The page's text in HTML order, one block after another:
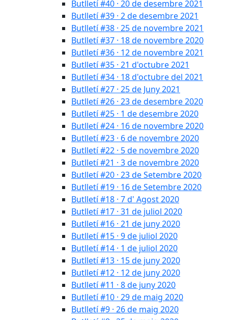
Butlletí #40 · 20 de desembre 2021
Butlletí #39 · 2 de desembre 2021
Butlletí #38 · 25 de novembre 2021
Butlletí #37 · 18 de novembre 2020
Butlletí #36 · 12 de novembre 2021
Butlletí #35 · 21 d'octubre 2021
Butlletí #34 · 18 d'octubre del 2021
Butlletí #27 · 25 de Juny 2021
Butlletí #26 · 23 de desembre 2020
Butlletí #25 · 1 de desembre 2020
Butlletí #24 · 16 de novembre 2020
Butlletí #23 · 6 de novembre 2020
Butlletí #22 · 5 de novembre 2020
Butlletí #21 · 3 de novembre 2020
Butlletí #20 · 23 de Setembre 2020
Butlletí #19 · 16 de Setembre 2020
Butlletí #18 · 7 d' Agost 2020
Butlletí #17 · 31 de juliol 2020
Butlletí #16 · 21 de juny 2020
Butlletí #15 · 9 de juliol 2020
Butlletí #14 · 1 de juliol 2020
Butlletí #13 · 15 de juny 2020
Butlletí #12 · 12 de juny 2020
Butlletí #11 · 8 de juny 2020
Butlletí #10 · 29 de maig 2020
Butlletí #9 · 26 de maig 2020